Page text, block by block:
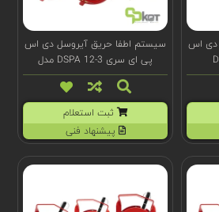
دی اس
سیستم اطفا حریق آیروسل دی اس
پی ای سری DSPA 12-3 مدل
(e)100022
ثبت استعلام
پیشنهاد فنی